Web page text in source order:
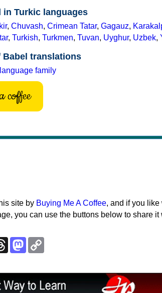
in Turkic languages
, Chuvash, Crimean Tatar, Gagauz,
, Turkish, Turkmen, Tuvan, Uyghur, Uzbek,
Babel translations
family
coffee
site by Buying Me A Coffee, and if you like
you can use the buttons below to share it
ThreadsMastodon